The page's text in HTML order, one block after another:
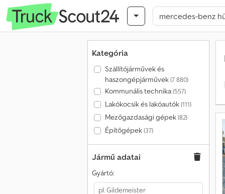
Kategória
Szállítójárművek és
haszongépjárművek(7 880)
Kommunális technika(557)
Lakókocsik és lakóautók(111)
Mezőgazdasági gépek(82)
Építőgépek(37)
Jármű adatai
Gyártó: